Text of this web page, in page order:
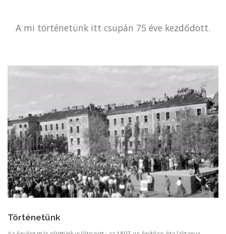
A mi történetünk itt csupán 75 éve kezdődött.
Történetünk